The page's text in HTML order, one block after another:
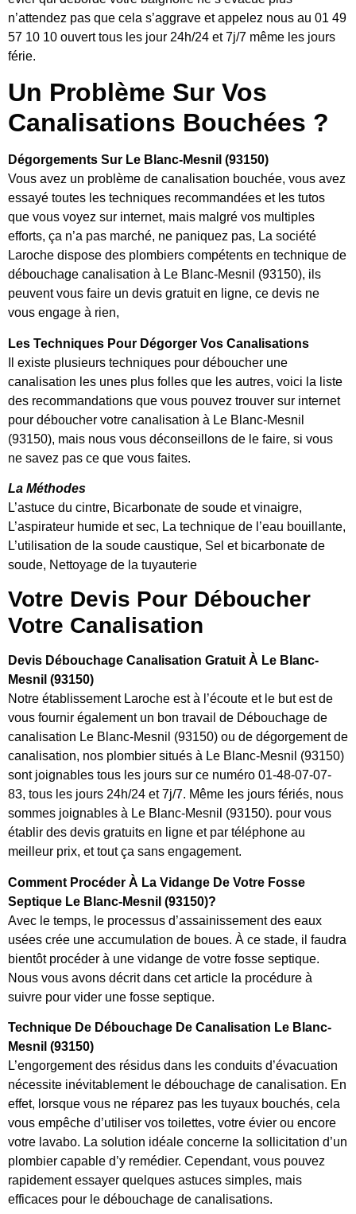
n’attendez pas que cela s’aggrave et appelez nous au 01 49
57 10 10 ouvert tous les jour 24h/24 et 7j/7 même les jours
férie.
Un Problème Sur Vos
Canalisations Bouchées ?
Dégorgements Sur Le Blanc-Mesnil (93150)
Vous avez un problème de canalisation bouchée, vous avez
essayé toutes les techniques recommandées et les tutos
que vous voyez sur internet, mais malgré vos multiples
efforts, ça n’a pas marché, ne paniquez pas, La société
Laroche dispose des plombiers compétents en technique de
débouchage canalisation à Le Blanc-Mesnil (93150), ils
peuvent vous faire un devis gratuit en ligne, ce devis ne
vous engage à rien,
Les Techniques Pour Dégorger Vos Canalisations
Il existe plusieurs techniques pour déboucher une
canalisation les unes plus folles que les autres, voici la liste
des recommandations que vous pouvez trouver sur internet
pour déboucher votre canalisation à Le Blanc-Mesnil
(93150), mais nous vous déconseillons de le faire, si vous
ne savez pas ce que vous faites.
La Méthodes
L’astuce du cintre, Bicarbonate de soude et vinaigre,
L’aspirateur humide et sec, La technique de l’eau bouillante,
L’utilisation de la soude caustique, Sel et bicarbonate de
soude, Nettoyage de la tuyauterie
Votre Devis Pour Déboucher
Votre Canalisation
Devis Débouchage Canalisation Gratuit À Le Blanc-
Mesnil (93150)
Notre établissement Laroche est à l’écoute et le but est de
vous fournir également un bon travail de Débouchage de
canalisation Le Blanc-Mesnil (93150) ou de dégorgement de
canalisation, nos plombier situés à Le Blanc-Mesnil (93150)
sont joignables tous les jours sur ce numéro 01-48-07-07-
83, tous les jours 24h/24 et 7j/7. Même les jours fériés, nous
sommes joignables à Le Blanc-Mesnil (93150). pour vous
établir des devis gratuits en ligne et par téléphone au
meilleur prix, et tout ça sans engagement.
Comment Procéder À La Vidange De Votre Fosse
Septique Le Blanc-Mesnil (93150)?
Avec le temps, le processus d’assainissement des eaux
usées crée une accumulation de boues. À ce stade, il faudra
bientôt procéder à une vidange de votre fosse septique.
Nous vous avons décrit dans cet article la procédure à
suivre pour vider une fosse septique.
Technique De Débouchage De Canalisation Le Blanc-
Mesnil (93150)
L’engorgement des résidus dans les conduits d’évacuation
nécessite inévitablement le débouchage de canalisation. En
effet, lorsque vous ne réparez pas les tuyaux bouchés, cela
vous empêche d’utiliser vos toilettes, votre évier ou encore
votre lavabo. La solution idéale concerne la sollicitation d’un
plombier capable d’y remédier. Cependant, vous pouvez
rapidement essayer quelques astuces simples, mais
efficaces pour le débouchage de canalisations.